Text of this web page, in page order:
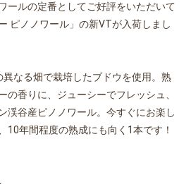
ールの定番としてご好評をいただいて
ピノノワール」の新VTが入荷しまし
なる畑で栽培したブドウを使用。熟
の香りに、ジューシーでフレッシュ、
渓谷産ピノノワール。今すぐにお楽し
10年間程度の熟成にも向く1本です！